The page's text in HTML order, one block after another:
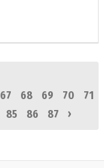
67 68 69 70
71
85 86 87 ›